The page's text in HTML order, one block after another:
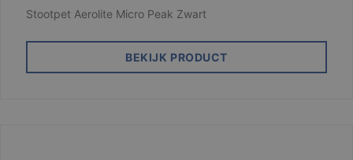
Stootpet Aerolite Micro Peak Zwart
BEKIJK PRODUCT